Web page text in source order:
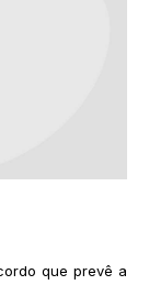
que prevê a